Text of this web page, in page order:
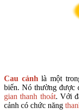
Cau cảnh là một
biến. Nó thường được
gian thanh thoát. Với
cảnh có chức năng